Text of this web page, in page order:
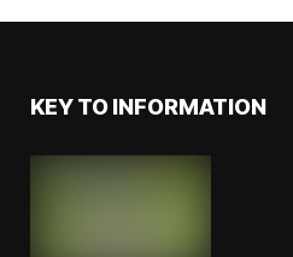
KEY TO INFORMATION